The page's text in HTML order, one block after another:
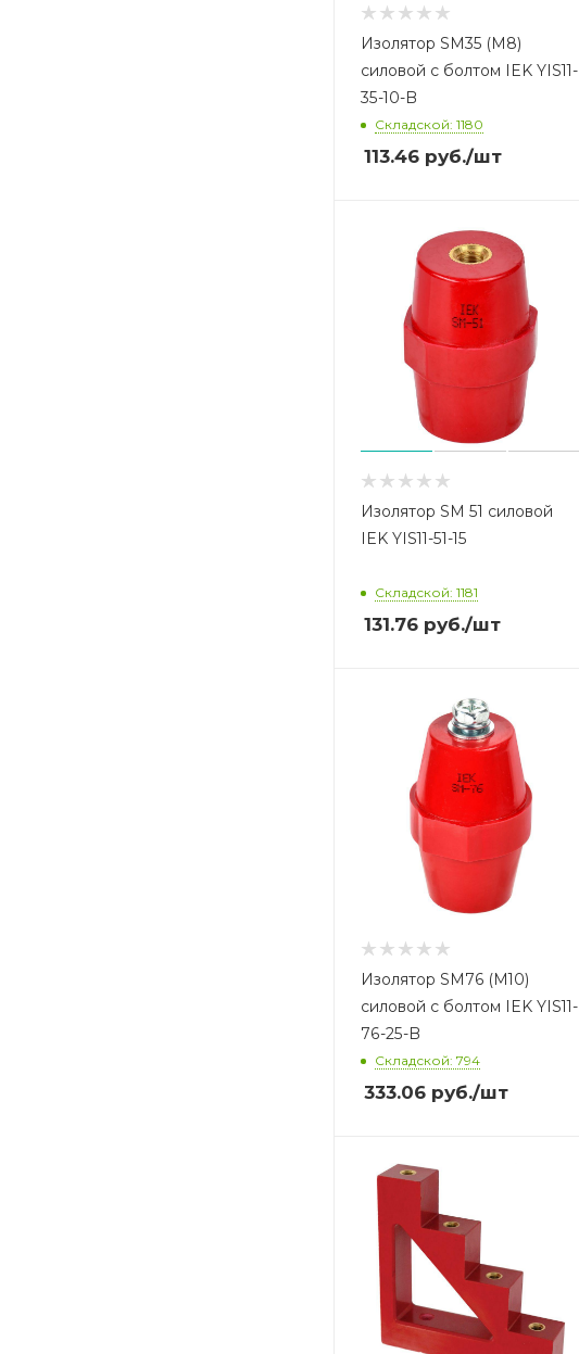
Изолятор SM35 (М8)
силовой с болтом IEK YIS11-
35-10-B
Складской: 1180
113.46 руб./шт
Изолятор SM 51 силовой
IEK YIS11-51-15
Складской: 1181
131.76 руб./шт
Изолятор SM76 (М10)
силовой с болтом IEK YIS11-
76-25-B
Складской: 794
333.06 руб./шт